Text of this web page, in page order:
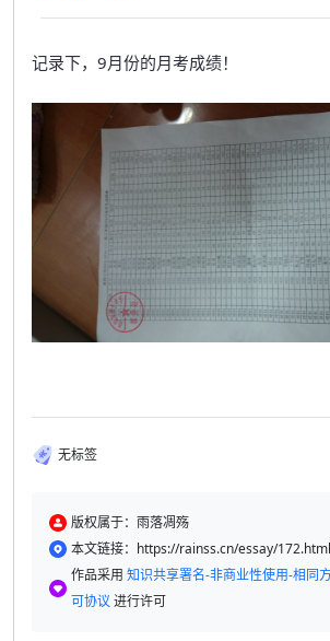
记录下，9月份的月考成绩！
无标签
版权属于：雨落凋殇
本文链接：https://rainss.cn/essay/172.html
作品采用 知识共享署名-非商业性使用-相同
可协议 进行许可